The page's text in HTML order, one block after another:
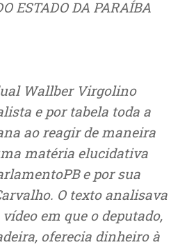
ESTADO DA PARAÍBA
Wallber Virgolino
e por tabela toda a
ao reagir de maneira
matéria elucidativa
e por sua
O texto analisava
em que o deputado,
oferecia dinheiro à